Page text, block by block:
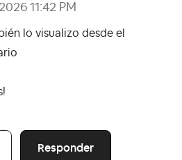
11:42 PM
lo visualizo desde el
Responder